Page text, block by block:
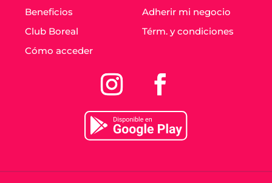
Beneficios
Club Boreal
Cómo acceder
Adherir mi negocio
Térm. y condiciones